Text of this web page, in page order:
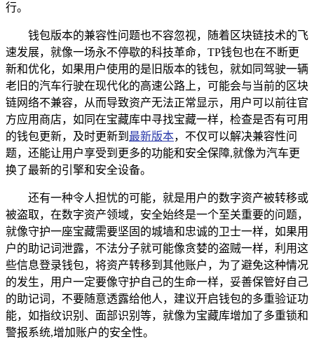
行。
钱包版本的兼容性问题也不容忽视，随着区块链技术的飞
速发展，就像一场永不停歇的科技革命，TP钱包也在不断更
新和优化，如果用户使用的是旧版本的钱包，就如同驾驶一辆
老旧的汽车行驶在现代化的高速公路上，可能会与当前的区块
链网络不兼容，从而导致资产无法正常显示，用户可以前往官
方应用商店，如同在宝藏库中寻找宝藏一样，检查是否有可用
的钱包更新，及时更新到 最新版本，不仅可以解决兼容性问
题，还能让用户享受到更多的功能和安全保障,就像为汽车更
换了最新的引擎和安全设备。
还有一种令人担忧的可能，就是用户的数字资产被转移或
被盗取，在数字资产领域，安全始终是一个至关重要的问题，
就像守护一座宝藏需要坚固的城墙和忠诚的卫士一样，如果用
户的助记词泄露，不法分子就可能像贪婪的盗贼一样，利用这
些信息登录钱包，将资产转移到其他账户，为了避免这种情况
的发生，用户一定要像守护自己的生命一样，妥善保管好自己
的助记词，不要随意透露给他人，建议开启钱包的多重验证功
能，如指纹识别、面部识别等，就像为宝藏库增加了多重锁和
警报系统,增加账户的安全性。